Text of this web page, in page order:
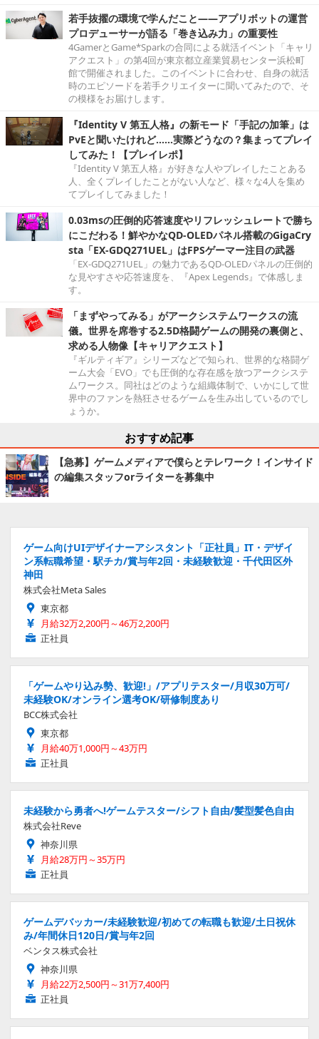
若手抜擢の環境で学んだこと――アプリボットの運営
プロデューサーが語る「巻き込み力」の重要性
4GamerとGame*Sparkの合同による就活イベント「キャリ
アクエスト」の第4回が東京都立産業貿易センター浜松町
館で開催されました。このイベントに合わせ、自身の就活
時のエピソードを若手クリエイターに聞いてみたので、そ
の模様をお届けします。
『Identity V 第五人格』の新モード「手記の加筆」は
PvEと聞いたけれど……実際どうなの？集まってプレイ
してみた！【プレイレポ】
『Identity V 第五人格』が好きな人やプレイしたことある
人、全くプレイしたことがない人など、様々な4人を集め
てプレイしてみました！
0.03msの圧倒的応答速度やリフレッシュレートで勝ち
にこだわる！鮮やかなQD-OLEDパネル搭載のGigaCry
sta「EX-GDQ271UEL」はFPSゲーマー注目の武器
「EX-GDQ271UEL」の魅力であるQD-OLEDパネルの圧倒的
な見やすさや応答速度を、『Apex Legends』で体感しま
す。
「まずやってみる」がアークシステムワークスの流
儀。世界を席巻する2.5D格闘ゲームの開発の裏側と、
求める人物像【キャリアクエスト】
『ギルティギア』シリーズなどで知られ、世界的な格闘ゲ
ーム大会「EVO」でも圧倒的な存在感を放つアークシステ
ムワークス。同社はどのような組織体制で、いかにして世
界中のファンを熱狂させるゲームを生み出しているのでし
ょうか。
おすすめ記事
【急募】ゲームメディアで僕らとテレワーク！インサイド
の編集スタッフorライターを募集中
ゲーム向けUIデザイナーアシスタント「正社員」IT・デザイ
ン系転職希望・駅チカ/賞与年2回・未経験歓迎・千代田区外
神田
株式会社Meta Sales
東京都
月給32万2,200円～46万2,200円
正社員
「ゲームやり込み勢、歓迎!」/アプリテスター/月収30万可/
未経験OK/オンライン選考OK/研修制度あり
BCC株式会社
東京都
月給40万1,000円～43万円
正社員
未経験から勇者へ!ゲームテスター/シフト自由/髪型髪色自由
株式会社Reve
神奈川県
月給28万円～35万円
正社員
ゲームデバッカー/未経験歓迎/初めての転職も歓迎/土日祝休
み/年間休日120日/賞与年2回
ベンタス株式会社
神奈川県
月給22万2,500円～31万7,400円
正社員